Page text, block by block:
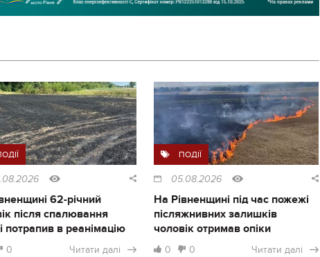
62-річний
після спалювання
потрапив в реанімацію
0 Читати далі
ПОДІЇ
05.08.2026
На Рівненщині під час пожежі
післяжнивних залишків
чоловік отримав опіки
0 0 Читати далі